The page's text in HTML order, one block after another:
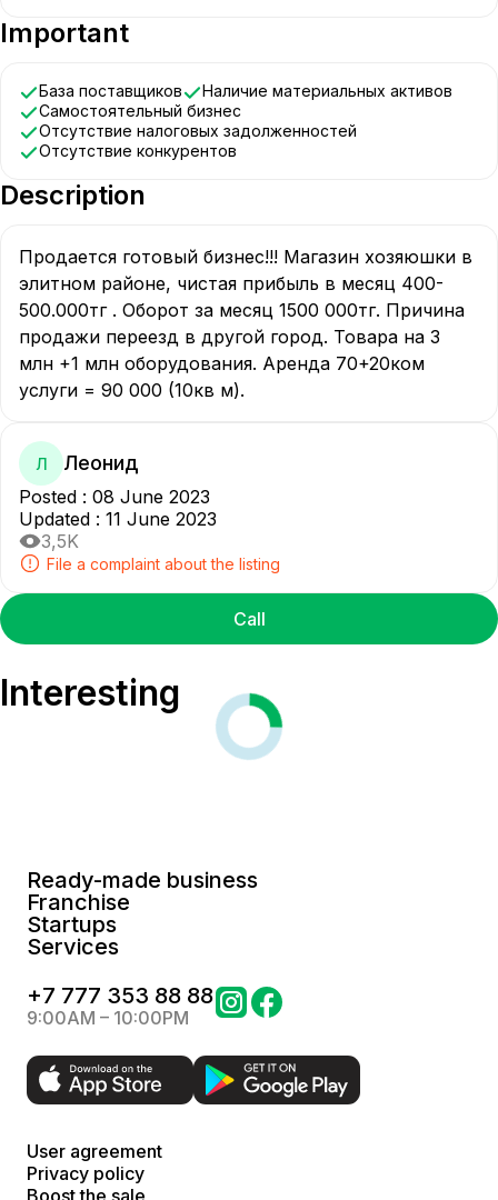
Important
База поставщиков
Наличие материальных активов
Самостоятельный бизнес
Отсутствие налоговых задолженностей
Отсутствие конкурентов
Description
Продается готовый бизнес!!! Магазин хозяюшки в
элитном районе, чистая прибыль в месяц 400-
500.000тг . Оборот за месяц 1500 000тг. Причина
продажи переезд в другой город. Товара на 3
млн +1 млн оборудования. Аренда 70+20ком
услуги = 90 000 (10кв м).
Л Леонид
Posted : 08 June 2023
Updated : 11 June 2023
3,5K
File a complaint about the listing
Call
Interesting
Ready-made business
Franchise
Startups
Services
+7 777 353 88 88
9:00AM – 10:00PM
User agreement
Privacy policy
Boost the sale